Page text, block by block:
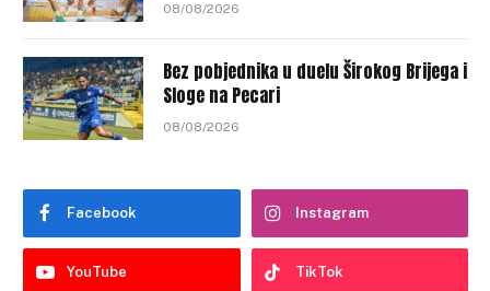
08/08/2026
Bez pobjednika u duelu Širokog Brijega i
Sloge na Pecari
08/08/2026
Facebook Instagram
YouTube TikTok